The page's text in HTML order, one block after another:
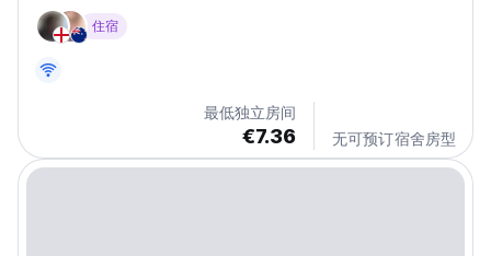
住宿
最低独立房间
€7.36 无可预订宿舍房型